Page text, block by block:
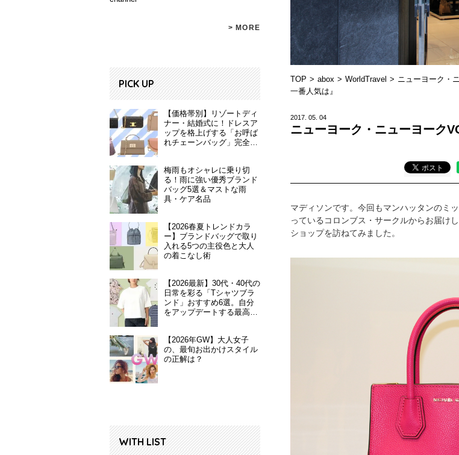
> MORE
PICK UP
【価格帯別】リゾートディ
ナー・結婚式に！ドレスア
ップを格上げする「お呼ば
れチェーンバッグ」完全ガ
梅雨もオシャレに乗り切
る！雨に強い優秀ブランド
バッグ5選＆マストな雨
具・ケア名品
【2026春夏トレンドカラ
ー】ブランドバッグで取り
入れる5つの主役色と大人
の着こなし術
【2026最新】30代・40代の
日常を彩る「Tシャツブラ
ンド」おすすめ6選。自分
をアップデートする最高の
【2026年GW】大人女子
の、最旬お出かけスタイル
の正解は？
WITH LIST
TOP abox WorldTravel
ニューヨーク・
一番人気は』
2017. 05. 04
ニューヨーク・ニューヨーク
マディソンです。今回もマンハッタンのミ
っているコロンブス・サークルからお届け
ショップを訪ねてみました。